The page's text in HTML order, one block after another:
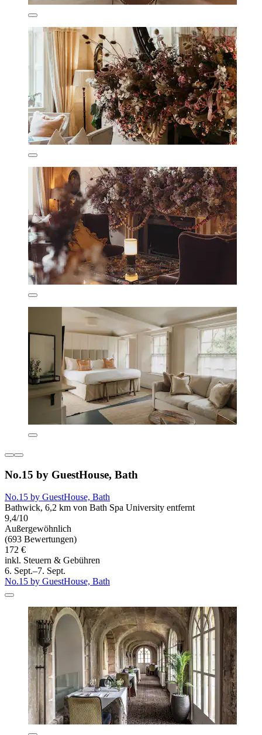
No.15 by GuestHouse, Bath
No.15 by GuestHouse, Bath
Bathwick, 6,2 km von Bath Spa University entfernt
9,4/10
Außergewöhnlich
(693 Bewertungen)
172 €
inkl. Steuern & Gebühren
6. Sept.–7. Sept.
No.15 by GuestHouse, Bath